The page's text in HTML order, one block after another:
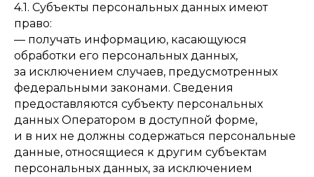
4.1. Субъекты персональных данных имеют
право:
— получать информацию, касающуюся
обработки его персональных данных,
за исключением случаев, предусмотренных
федеральными законами. Сведения
предоставляются субъекту персональных
данных Оператором в доступной форме,
и в них не должны содержаться персональные
данные, относящиеся к другим субъектам
персональных данных, за исключением